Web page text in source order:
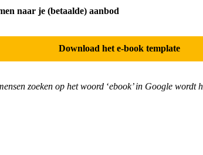
naar je (betaalde) aanbod
Download het e-book template
zoeken op het woord ‘ebook’ in Google wordt